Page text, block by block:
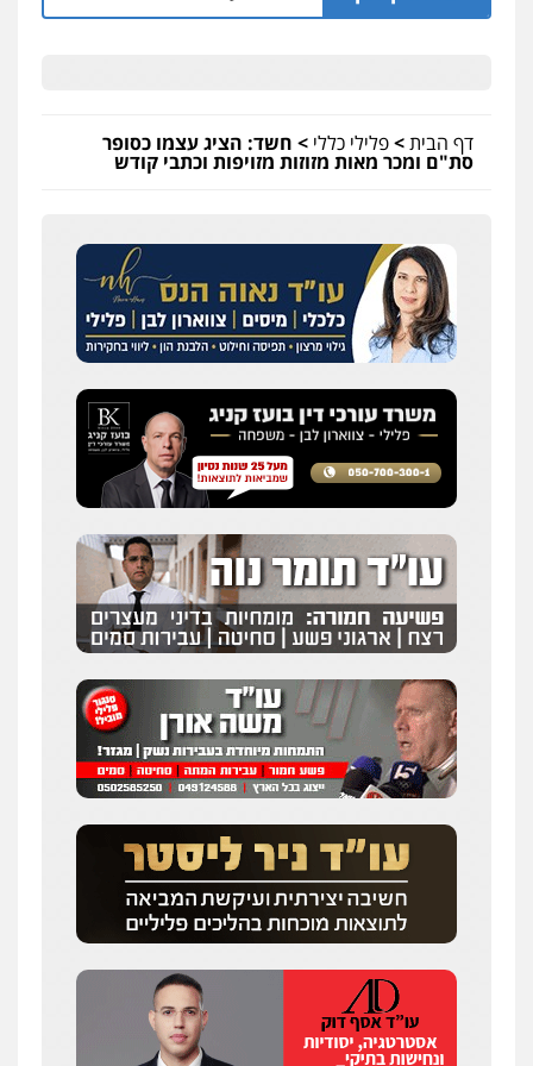
דף הבית>פלילי כללי > חשד: הציג עצמו כסופר
סת"ם ומכר מאות מזוזות מזויפות וכתבי קודש